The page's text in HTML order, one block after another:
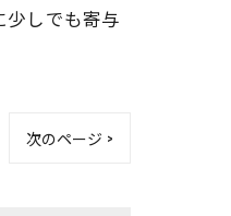
しでも寄与
次のページ >